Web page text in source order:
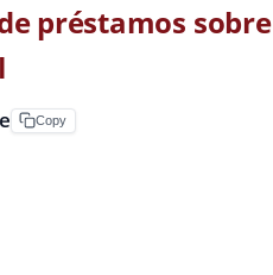
préstamos sobre
Copy